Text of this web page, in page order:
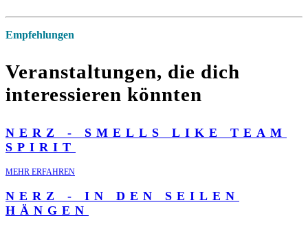
Empfehlungen
Veranstaltungen, die dich
interessieren könnten
NERZ - SMELLS LIKE TEAM
SPIRIT
MEHR ERFAHREN
NERZ - IN DEN SEILEN
HÄNGEN